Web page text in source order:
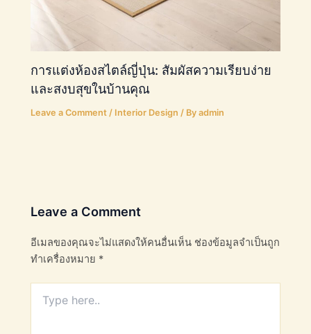
การแต่งห้องสไตล์ญี่ปุ่น: สัมผัสความเรียบง่าย
และสงบสุขในบ้านคุณ
Leave a Comment / Interior Design / Byadmin
Leave a Comment
อีเมลของคุณจะไม่แสดงให้คนอื่นเห็น ช่องข้อมูลจำเป็นถูก
ทำเครื่องหมาย *
here..